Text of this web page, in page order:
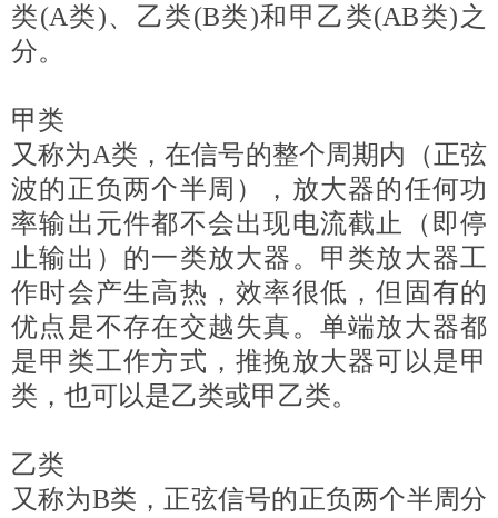
类(A类)、乙类(B类)和甲乙类(AB类)之
分。
甲类
又称为A类，在信号的整个周期内（正弦
波的正负两个半周），放大器的任何功
率输出元件都不会出现电流截止（即停
止输出）的一类放大器。甲类放大器工
作时会产生高热，效率很低，但固有的
优点是不存在交越失真。单端放大器都
是甲类工作方式，推挽放大器可以是甲
类，也可以是乙类或甲乙类。
乙类
又称为B类，正弦信号的正负两个半周分